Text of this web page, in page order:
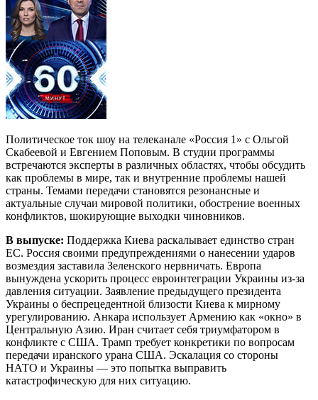
Политическое ток шоу на телеканале «Россия 1» с Ольгой
Скабеевой и Евгением Поповым. В студии программы
встречаются эксперты в различных областях, чтобы обсудить
как проблемы в мире, так и внутренние проблемы нашей
страны. Темами передачи становятся резонансные и
актуальные случаи мировой политики, обострение военных
конфликтов, шокирующие выходки чиновников.
В выпуске: Поддержка Киева раскалывает единство стран
ЕС. Россия своими предупреждениями о нанесении ударов
возмездия заставила Зеленского нервничать. Европа
вынуждена ускорить процесс евроинтеграции Украины из-за
давления ситуации. Заявление предыдущего президента
Украины о беспрецедентной близости Киева к мирному
урегулированию. Анкара использует Армению как «окно» в
Центральную Азию. Иран считает себя триумфатором в
конфликте с США. Трамп требует конкретики по вопросам
передачи иранского урана США. Эскалация со стороны
НАТО и Украины — это попытка выправить
катастрофическую для них ситуацию.